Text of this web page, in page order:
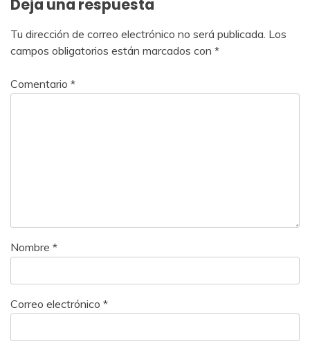
Deja una respuesta
Tu dirección de correo electrónico no será publicada. Los
campos obligatorios están marcados con *
Comentario *
Nombre *
Correo electrónico *